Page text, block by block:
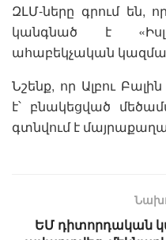
ԶԼՄ-ները գրում են,
կանգնած է
ահաբեկչական
Նշենք, որ Ալբու
է՝ բնակեցված
գտնվում է
ԵՄ դիտորդական